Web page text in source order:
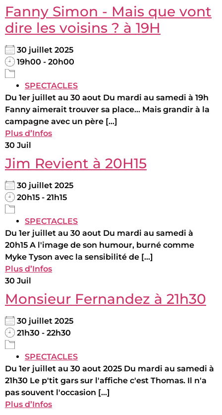
Fanny Simon - Mais que vont
dire les voisins ? à 19H
30 juillet 2025
19h00 - 20h00
SPECTACLES
Du 1er juillet au 30 aout Du mardi au samedi à 19h
Fanny aimerait trouver sa place... Mais grandir à la
campagne avec un père [...]
Plus d’Infos
30 Juil
Jim Revient à 20H15
30 juillet 2025
20h15 - 21h15
SPECTACLES
Du 1er juillet au 30 aout Du mardi au samedi à
20h15 A l'image de son humour, burné comme
Myke Tyson avec la sensibilité de [...]
Plus d’Infos
30 Juil
Monsieur Fernandez à 21h30
30 juillet 2025
21h30 - 22h30
SPECTACLES
Du 1er juillet au 30 aout 2025 Du mardi au samedi à
21h30 Le p'tit gars sur l'affiche c'est Thomas. Il n'a
pas souvent l'occasion [...]
Plus d’Infos